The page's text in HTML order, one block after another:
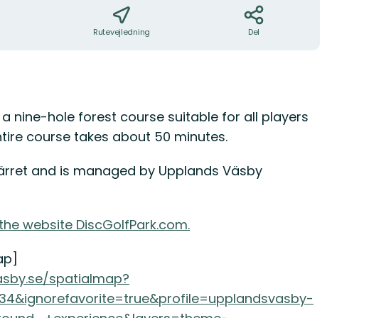
Rutevejledning Del
nine-hole forest course suitable for all players
course takes about 50 minutes.
and is managed by Upplands Väsby
website DiscGolfPark.com.
spatialmap?